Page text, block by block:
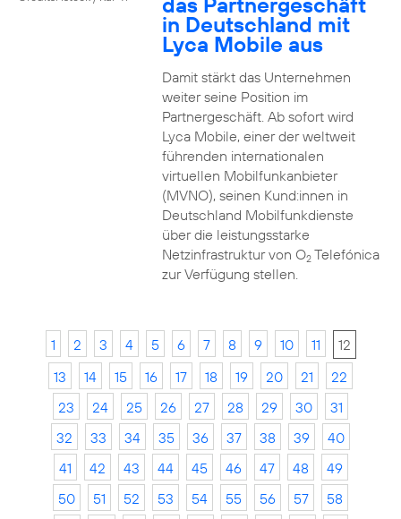
in Deutschland mit
Lyca Mobile aus
Damit stärkt das Unternehmen
weiter seine Position im
Partnergeschäft. Ab sofort wird
Lyca Mobile, einer der weltweit
führenden internationalen
virtuellen Mobilfunkanbieter
(MVNO), seinen Kund:innen in
Deutschland Mobilfunkdienste
über die leistungsstarke
Netzinfrastruktur von O2Telefónica
zur Verfügung stellen.
1 2 3 4 5 6 7 8 9 10 11
12
13
14 15 16 17 18 19 20 21
22
23
24 25 26 27 28 29 30
31
32
33 34 35 36 37 38 39
40
41
42 43 44 45 46 47 48
49
50
51 52 53 54 55 56 57
58